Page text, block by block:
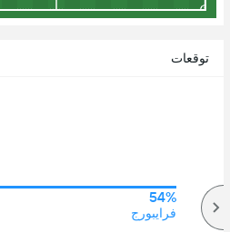
توقعات
54%
فرايبورج